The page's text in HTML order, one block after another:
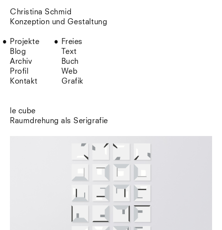
Christina Schmid
Konzeption und Gestaltung
Projekte
Blog
Archiv
Profil
Kontakt
Freies
Text
Buch
Web
Grafik
le cube
Raumdrehung als Serigrafie